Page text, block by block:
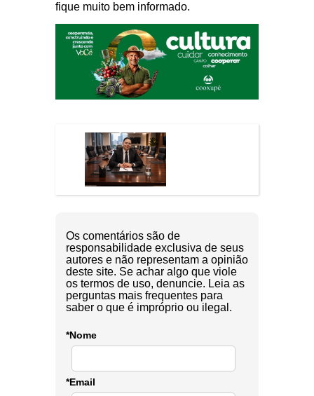
fique muito bem informado.
Os comentários são de
responsabilidade exclusiva de seus
autores e não representam a opinião
deste site. Se achar algo que viole
os termos de uso, denuncie. Leia as
perguntas mais frequentes para
saber o que é impróprio ou ilegal.
*Nome
*Email